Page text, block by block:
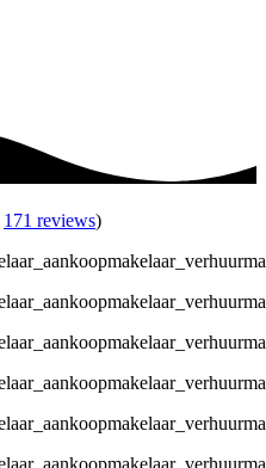
171 reviews)